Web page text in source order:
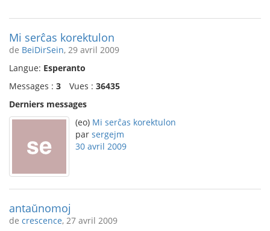
Mi serĉas korektulon
de BeiDirSein, 29 avril 2009
Langue: Esperanto
Messages : 3 Vues : 36435
Derniers messages
(eo) Mi serĉas korektulon
par sergejm
30 avril 2009
antaŭnomoj
de crescence, 27 avril 2009